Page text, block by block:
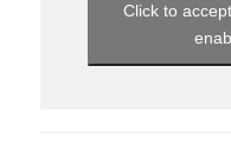
Click to